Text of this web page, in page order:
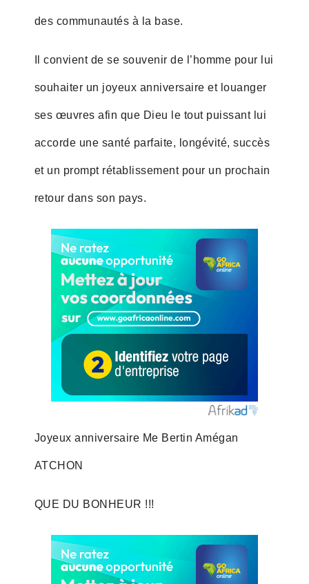
des communautés à la base.
Il convient de se souvenir de l’homme pour lui
souhaiter un joyeux anniversaire et louanger
ses œuvres afin que Dieu le tout puissant lui
accorde une santé parfaite, longévité, succès
et un prompt rétablissement pour un prochain
retour dans son pays.
Joyeux anniversaire Me Bertin Amégan
ATCHON
QUE DU BONHEUR !!!